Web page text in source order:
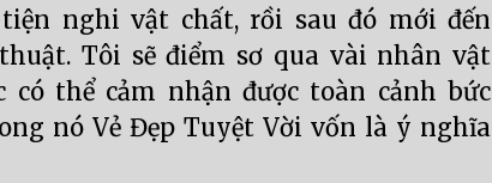
nghi vật chất, rồi sau đó mới đến
Tôi sẽ điểm sơ qua vài nhân vật
thể cảm nhận được toàn cảnh bức
nó Vẻ Đẹp Tuyệt Vời vốn là ý nghĩa